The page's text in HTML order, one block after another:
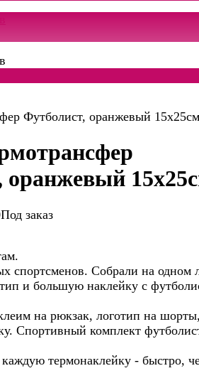
Футболист, оранжевый 15х25см
оранжевый
заказ
спортсменов. Собрали на одном
и большую наклейку с
на рюкзак, логотип на
Спортивный комплект
термонаклейку - быстро,